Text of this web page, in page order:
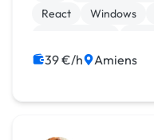
modern...
React
Windows
39 €/h Amiens